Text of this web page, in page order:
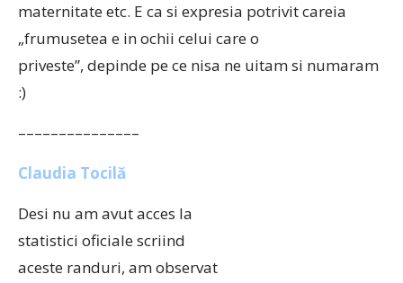
maternitate etc. E ca si expresia potrivit careia
„frumusetea e in ochii celui care o
priveste”, depinde pe ce nisa ne uitam si numaram
:)
–––––––––––––––
Claudia Tocilă
Desi nu am avut acces la
statistici oficiale scriind
aceste randuri, am observat